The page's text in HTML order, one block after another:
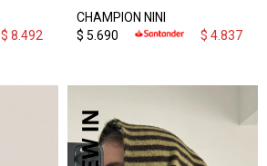
$ 8.492
CHAMPION NINI
$ 5.690 $ 4.837